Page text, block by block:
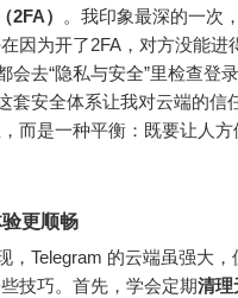
2FA）
。我印象最深的一次
因为开了2FA，对方没能进
会去“隐私与安全”里检查登
套安全体系让我对云端的信
而是一种平衡：既要让人
更顺畅
，Telegram 的云端虽强大，
技巧。首先，学会定期清理